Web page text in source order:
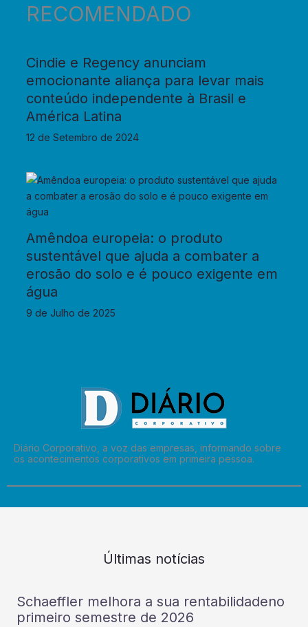
RECOMENDADO
Cindie e Regency anunciam
emocionante aliança para levar mais
conteúdo independente à Brasil e
América Latina
12 de Setembro de 2024
Amêndoa europeia: o produto
sustentável que ajuda a combater a
erosão do solo e é pouco exigente em
água
9 de Julho de 2025
Diário Corporativo, a voz das empresas, informando sobre
os acontecimentos corporativos em primeira pessoa.
Últimas notícias
Schaeffler melhora a sua rentabilidadeno
primeiro semestre de 2026